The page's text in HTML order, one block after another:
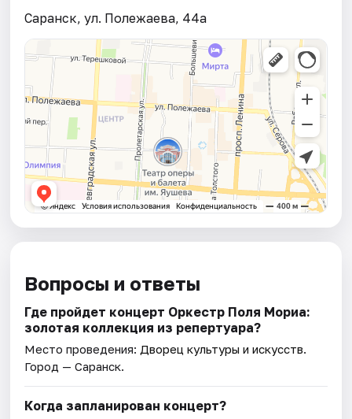
Саранск, ул. Полежаева, 44а
Вопросы и ответы
Где пройдет концерт Оркестр Поля Мориа:
золотая коллекция из репертуара?
Место проведения: Дворец культуры и искусств.
Город — Саранск.
Когда запланирован концерт?